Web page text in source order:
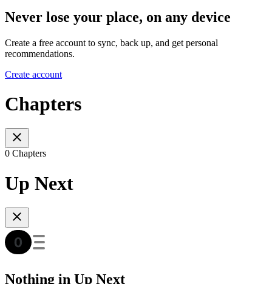
Never lose your place, on any device
Create a free account to sync, back up, and get personal
recommendations.
Create account
Chapters
0 Chapters
Up Next
Nothing in Up Next